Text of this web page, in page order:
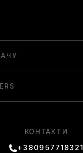
КОНТАКТИ
+380957718321